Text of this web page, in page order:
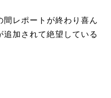
間レポートが終わり喜ん
加されて絶望している